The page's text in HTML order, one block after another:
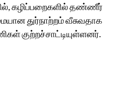
கழிப்பறைகளில் தண்ணீர்
துர்நாற்றம் வீசுவதாக
குற்றச்சாட்டியுள்ளனர்.